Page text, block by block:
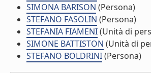
SIMONA BARISON (Persona)
STEFANO FASOLIN (Persona)
STEFANIA FIAMENI(Unità di
SIMONE BATTISTON (Unità di
STEFANO BOLDRINI(Persona)